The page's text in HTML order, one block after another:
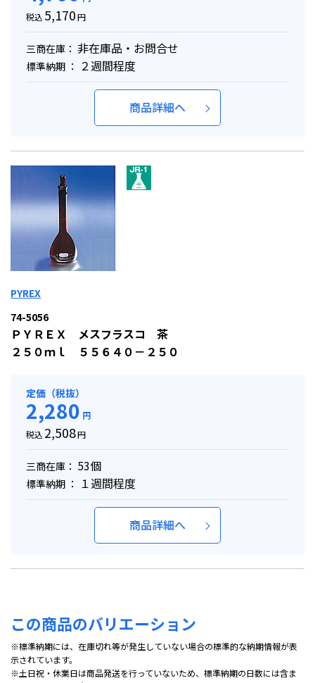
税込 5,170円
三商在庫： 非在庫品・お問合せ
標準納期 ： ２週間程度
商品詳細へ
PYREX
74-5056
ＰＹＲＥＸ メスフラスコ 茶
２５０ｍｌ ５５６４０－２５０
定価（税抜）
2,280 円
税込 2,508円
三商在庫： 53個
標準納期 ： １週間程度
商品詳細へ
この商品のバリエーション
※標準納期には、在庫切れ等が発生していない場合の標準的な納期情報が表
示されています。
※土日祝・休業日は商品発送を行っていないため、標準納期の日数には含ま